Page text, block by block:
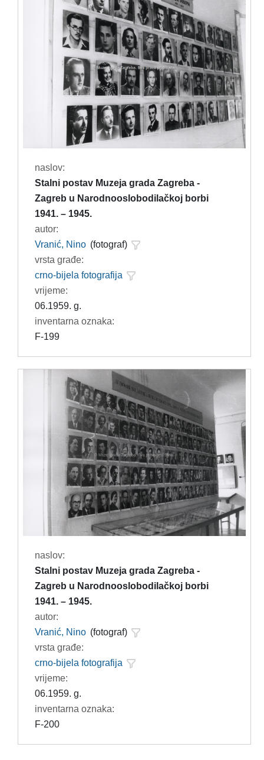
naslov:
Stalni postav Muzeja grada Zagreba -
Zagreb u Narodnooslobodilačkoj borbi
1941. – 1945.
autor:
Vranić, Nino (fotograf)
vrsta građe:
crno-bijela fotografija
vrijeme:
06.1959. g.
inventarna oznaka:
F-199
naslov:
Stalni postav Muzeja grada Zagreba -
Zagreb u Narodnooslobodilačkoj borbi
1941. – 1945.
autor:
Vranić, Nino (fotograf)
vrsta građe:
crno-bijela fotografija
vrijeme:
06.1959. g.
inventarna oznaka:
F-200